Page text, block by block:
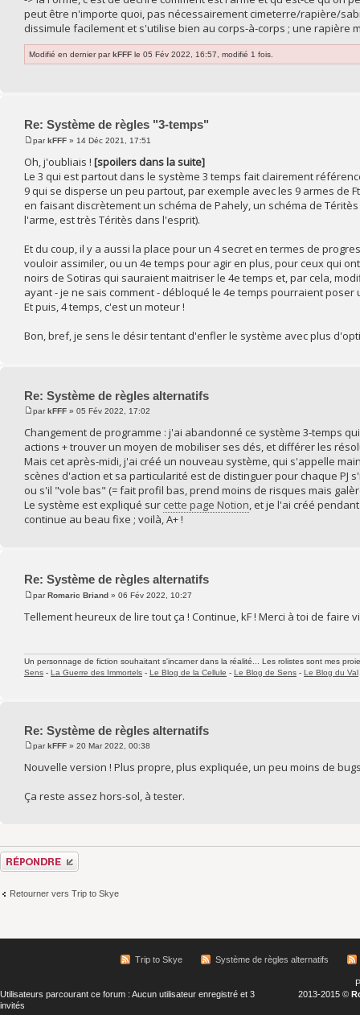
peut être n'importe quoi, pas nécessairement cimeterre/rapière/
dissimule facilement et s'utilise bien au corps-à-corps ; une rapière
Modifié en dernier parkFFF le 05 Fév 2022, 16:57, modifié 1 fois.
Re: Système de règles "3-temps"
parkFFF » 14 Déc 2021, 17:51
Oh, j'oubliais ! [spoilers dans la suite]
Le 3 qui est partout dans le système 3 temps fait clairement
9 qui se disperse un peu partout, par exemple avec les 9 armes de
en faisant discrètement un schéma de Pahely, un schéma de
l'arme, est très Téritès dans l'esprit).
Et du coup, il y a aussi la place pour un 4 secret en termes de
vouloir assimiler, ou un 4e temps pour agir en plus, pour ceux qui
noirs de Sotiras qui sauraient maitriser le 4e temps et, par cela,
ayant - je ne sais comment - débloqué le 4e temps pourraient
Et puis, 4 temps, c'est un moteur !
Bon, bref, je sens le désir tentant d'enfler le système avec plus
Re: Système de règles alternatifs
parkFFF » 05 Fév 2022, 17:02
Changement de programme : j'ai abandonné ce système 3-temps
actions + trouver un moyen de mobiliser ses dés, et différer les
Mais cet après-midi, j'ai créé un nouveau système, qui s'appelle
scènes d'action et sa particularité est de distinguer pour chaque
ou s'il "vole bas" (= fait profil bas, prend moins de risques mais
Le système est expliqué sur cette page Notion, et je l'ai créé
continue au beau fixe ; voilà, A+ !
Re: Système de règles alternatifs
parRomaric Briand » 06 Fév 2022, 10:27
Tellement heureux de lire tout ça ! Continue, kF ! Merci à toi de faire
Un personnage de fiction souhaitant s'incarner dans la réalité... Les rolistes sont mes
Sens - La Guerre des Immortels - Le Blog de la Cellule - Le Blog de Sens - Le Blog du Val
Re: Système de règles alternatifs
parkFFF » 20 Mar 2022, 00:38
Nouvelle version ! Plus propre, plus expliquée, un peu moins de
Ça reste assez hors-sol, à tester.
Répondre
Retourner vers Trip to Skye
Trip to Skye Système de règles alternatifs
Utilisateurs parcourant ce forum : Aucun utilisateur enregistré et 3
invités
2013-2015 ©